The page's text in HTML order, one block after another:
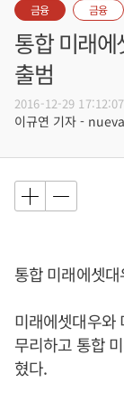
금융 금융
통합 미래
출범
2016-12-29 17:12:07
이규연 기자 -
통합 미래에셋
미래에셋대우와
무리하고 통합
혔다.